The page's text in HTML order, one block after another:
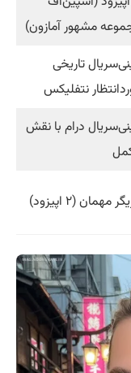
مشهور آمازون)
تاریخی
نتفلیکس
درام با نقش
مهمان (۲ اپیزود)